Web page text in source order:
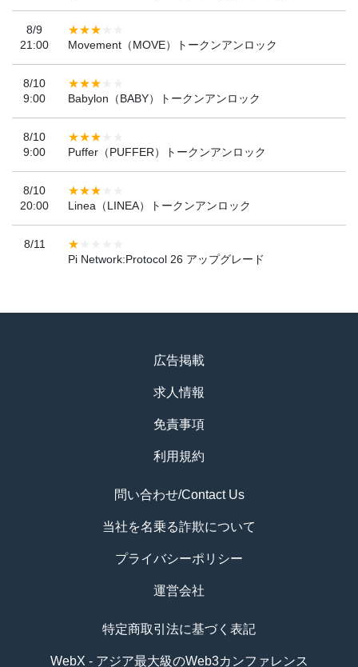
8/9
21:00
Movement（MOVE）トークンアンロック
8/10
9:00
Babylon（BABY）トークンアンロック
8/10
9:00
Puffer（PUFFER）トークンアンロック
8/10
20:00
Linea（LINEA）トークンアンロック
8/11
Pi Network:Protocol 26 アップグレード
広告掲載
求人情報
免責事項
利用規約
問い合わせ/Contact Us
当社を名乗る詐欺について
プライバシーポリシー
運営会社
特定商取引法に基づく表記
WebX - アジア最大級のWeb3カンファレンス